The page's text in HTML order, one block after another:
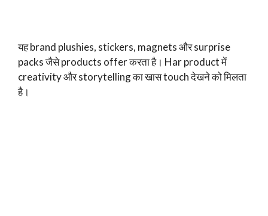
यह brand plushies, stickers, magnets और surprise
packs जैसे products offer करता है। Har product में
creativity और storytelling का खास touch देखने को मिलता
है।